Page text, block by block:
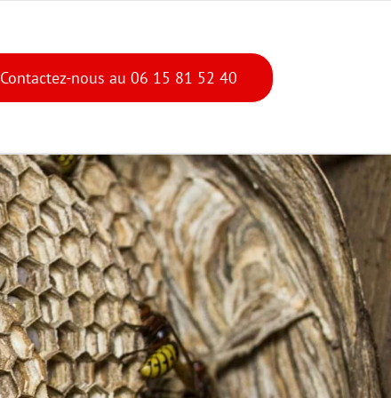
Contactez-nous au 06 15 81 52 40